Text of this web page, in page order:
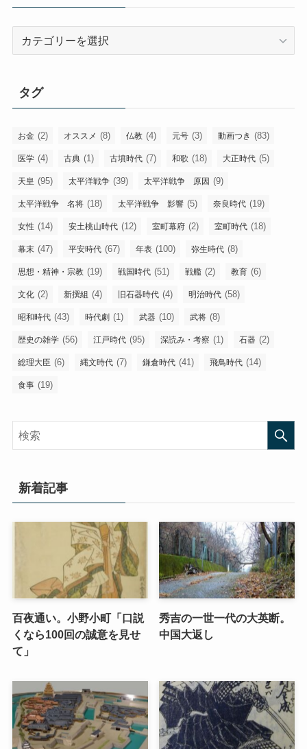
ー
タグ
お金 (2) オススメ (8) 仏教 (4) 元号 (3) 動画つき (83)
医学 (4) 古典 (1) 古墳時代 (7) 和歌 (18) 大正時代 (5)
天皇 (95) 太平洋戦争 (39) 太平洋戦争 原因 (9)
太平洋戦争 名将 (18) 太平洋戦争 影響 (5) 奈良時代 (19)
女性 (14) 安土桃山時代 (12) 室町幕府 (2) 室町時代 (18)
幕末 (47) 平安時代 (67) 年表 (100) 弥生時代 (8)
思想・精神・宗教 (19) 戦国時代 (51) 戦艦 (2) 教育 (6)
文化 (2) 新撰組 (4) 旧石器時代 (4) 明治時代 (58)
昭和時代 (43) 時代劇 (1) 武器 (10) 武将 (8)
歴史の雑学 (56) 江戸時代 (95) 深読み・考察 (1) 石器 (2)
総理大臣 (6) 縄文時代 (7) 鎌倉時代 (41) 飛鳥時代 (14)
食事 (19)
新着記事
百夜通い。小野小町「口説
くなら100回の誠意を見せ
て」
秀吉の一世一代の大英断。
中国大返し